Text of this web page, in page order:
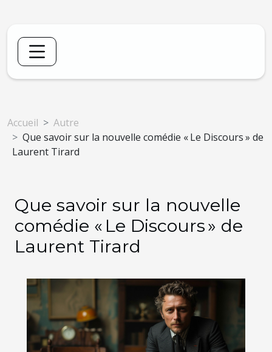
Accueil
Autre
Que savoir sur la nouvelle comédie « Le Discours » de
Laurent Tirard
Que savoir sur la nouvelle
comédie « Le Discours » de
Laurent Tirard